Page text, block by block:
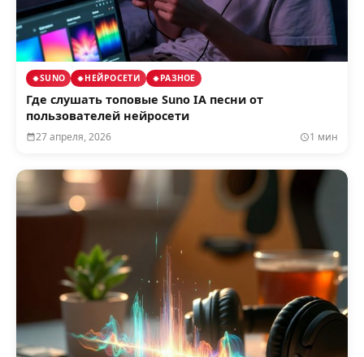
SUNO НЕЙРОСЕТИ РАЗНОЕ
Где слушать топовые Suno IA песни от
пользователей нейросети
27 апреля, 2026 1 мин